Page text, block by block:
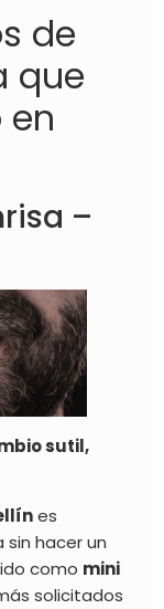
de
que
en
–
sutil,
es
hacer un
como mini
solicitados